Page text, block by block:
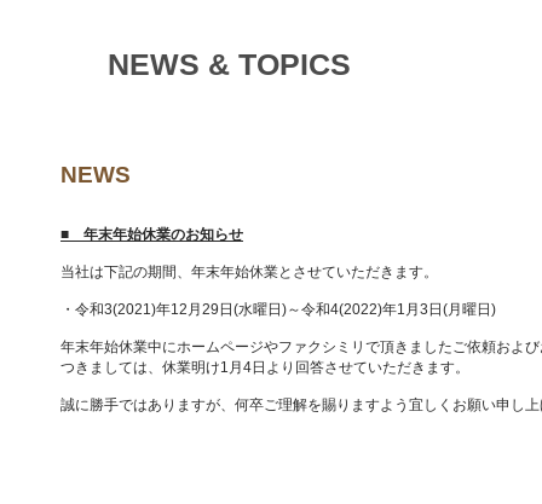
NEWS & TOPICS
NEWS
■ 年末年始休業のお知らせ
当社は下記の期間、年末年始休業とさせていただきます。
・令和3(2021)年12月29日(水曜日)～令和4(2022)年1月3日(月曜日)
年末年始休業中にホームページやファクシミリで頂きましたご依頼およ
つきましては、休業明け1月4日より回答させていただきます。
誠に勝手ではありますが、何卒ご理解を賜りますよう宜しくお願い申し